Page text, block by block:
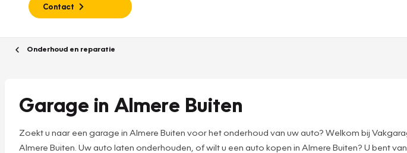
Contact
Onderhoud en reparatie
Garage in Almere Buiten
Zoekt u naar een garage in Almere Buiten voor het onderhoud van uw auto? Welkom bij
Almere Buiten. Uw auto laten onderhouden, of wilt u een auto kopen in Almere Buiten? U bent